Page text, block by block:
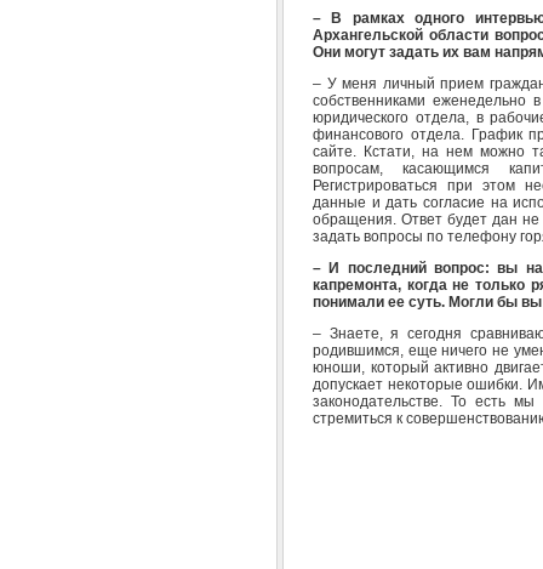
– В рамках одного
Архангельской области
Они могут задать их вам
– У меня личный прием
собственниками еженедельно
юридического отдела, в
финансового отдела. График
сайте. Кстати, на нем можно
вопросам, касающимся
Регистрироваться при этом
данные и дать согласие на
обращения. Ответ будет дан
задать вопросы по телефону
– И последний вопрос: вы
капремонта, когда не только
понимали ее суть. Могли бы
– Знаете, я сегодня
родившимся, еще ничего не
юноши, который активно
допускает некоторые ошибки.
законодательстве. То есть
стремиться к